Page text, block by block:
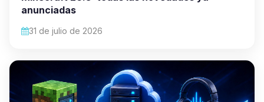
anunciadas
31 de julio de 2026